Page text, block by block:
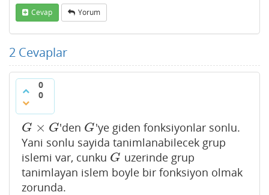
Cevap Yorum
2 Cevaplar
0
0
G × G
G× G 'den G
G 'ye giden fonksiyonlar sonlu.
Yani sonlu sayida tanimlanabilecek grup
islemi var, cunku G
G uzerinde grup
tanimlayan islem boyle bir fonksiyon olmak
zorunda.